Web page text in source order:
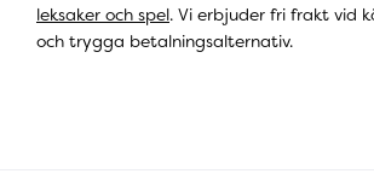
leksaker och spel. Vi erbjuder fri frakt vid
och trygga betalningsalternativ.